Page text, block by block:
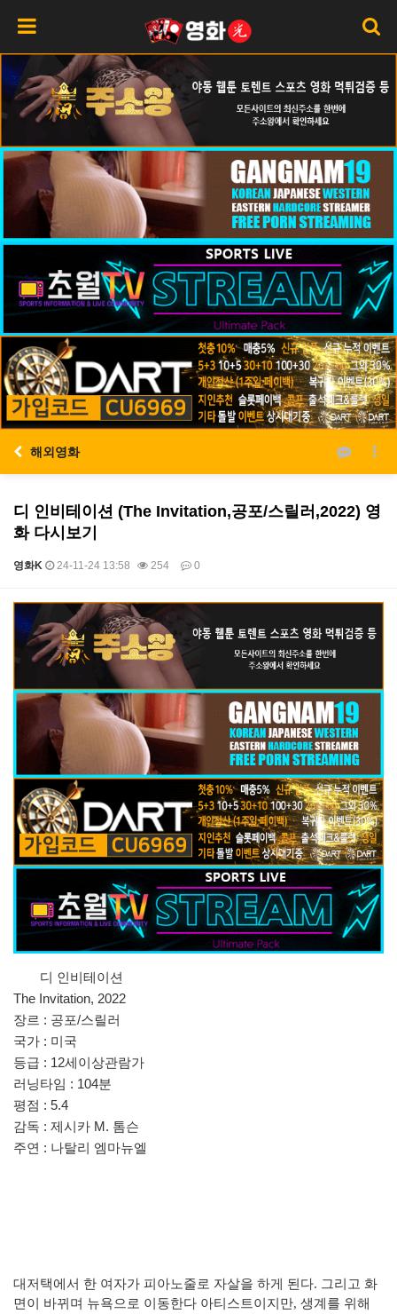
해외영화
디 인비테이션 (The Invitation,공포/스릴러,2022) 영
화 다시보기
영화K 24-11-24 13:58 254 0
본문
디 인비테이션
The Invitation, 2022
장르 : 공포/스릴러
국가 : 미국
등급 : 12세이상관람가
러닝타임 : 104분
평점 : 5.4
감독 : 제시카 M. 톰슨
주연 : 나탈리 엠마뉴엘
대저택에서 한 여자가 피아노줄로 자살을 하게 된다. 그리고 화
면이 바뀌며 뉴욕으로 이동한다 아티스트이지만, 생계를 위해